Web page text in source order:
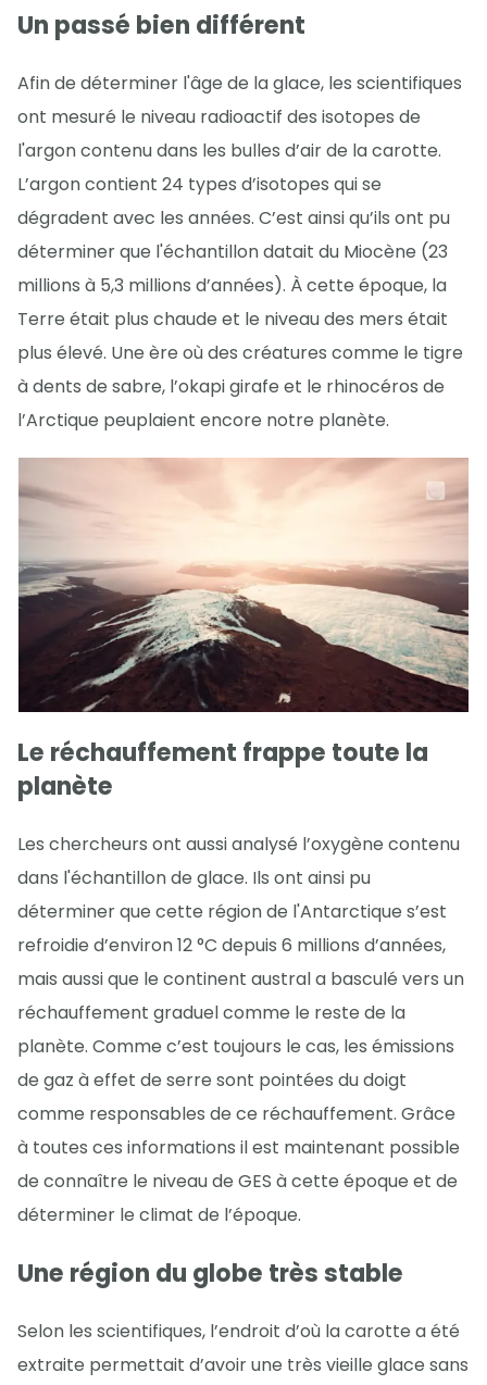
Un passé bien différent
Afin de déterminer l'âge de la glace, les scientifiques
ont mesuré le niveau radioactif des isotopes de
l'argon contenu dans les bulles d’air de la carotte.
L’argon contient 24 types d’isotopes qui se
dégradent avec les années. C’est ainsi qu’ils ont pu
déterminer que l'échantillon datait du Miocène (23
millions à 5,3 millions d’années). À cette époque, la
Terre était plus chaude et le niveau des mers était
plus élevé. Une ère où des créatures comme le tigre
à dents de sabre, l’okapi girafe et le rhinocéros de
l’Arctique peuplaient encore notre planète.
Le réchauffement frappe toute la
planète
Les chercheurs ont aussi analysé l’oxygène contenu
dans l'échantillon de glace. Ils ont ainsi pu
déterminer que cette région de l'Antarctique s’est
refroidie d’environ 12 °C depuis 6 millions d’années,
mais aussi que le continent austral a basculé vers un
réchauffement graduel comme le reste de la
planète. Comme c’est toujours le cas, les émissions
de gaz à effet de serre sont pointées du doigt
comme responsables de ce réchauffement. Grâce
à toutes ces informations il est maintenant possible
de connaître le niveau de GES à cette époque et de
déterminer le climat de l’époque.
Une région du globe très stable
Selon les scientifiques, l’endroit d’où la carotte a été
extraite permettait d’avoir une très vieille glace sans